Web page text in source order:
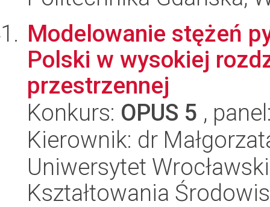
Modelowanie stężeń
Polski w wysokiej
przestrzennej
Konkurs: OPUS 5 ,
Kierownik: dr
Uniwersytet
Kształtowania